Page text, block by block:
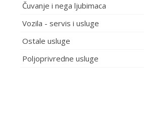
Čuvanje i nega ljubimaca
Vozila - servis i usluge
Ostale usluge
Poljoprivredne usluge